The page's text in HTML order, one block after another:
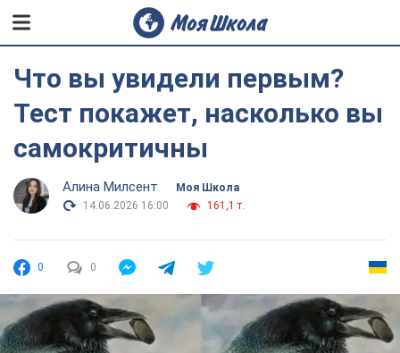
Что вы увидели первым?
Тест покажет, насколько вы
самокритичны
Алина Милсент
Моя Школа
14.06.2026 16:00
161,1 т.
0 0